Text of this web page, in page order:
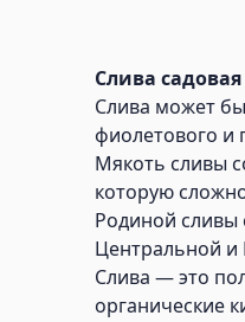
Слива садовая
Слива может
фиолетового и
Мякоть сливы
которую
Родиной сливы
Центральной и
Слива — это
органические